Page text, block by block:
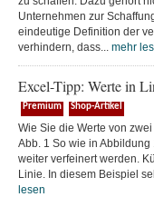
Unternehmen zur
eindeutige Definition der
verhindern, dass... mehr
Excel-Tipp: Werte in
Premium Shop-Artikel
Wie Sie die Werte von
Abb. 1 So wie in
weiter verfeinert werden.
Linie. In diesem Beispiel
lesen